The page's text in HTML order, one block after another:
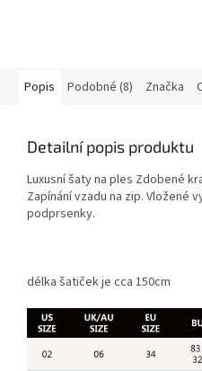
Popis Podobné (8) Značka
Detailní popis produktu
Luxusní šaty na ples Zdobené
Zapínání vzadu na zip. Vložené
podprsenky.
délka šatiček je cca 150cm